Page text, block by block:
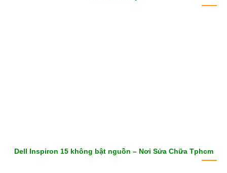
Dell Inspiron 15 không bật nguồn – Nơi Sửa Chữa Tphcm